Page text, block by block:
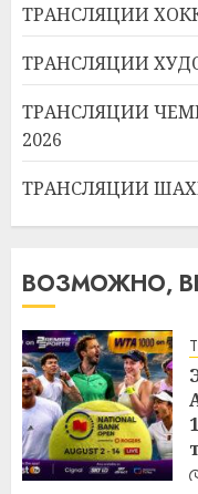
ТРАНСЛЯЦИИ
ТРАНСЛЯЦИИ
ТРАНСЛЯЦИИ
2026
ТРАНСЛЯЦИИ
ВОЗМОЖНО,